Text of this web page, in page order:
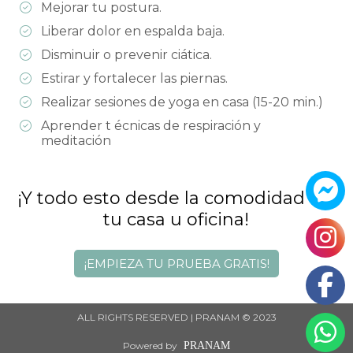
Mejorar tu postura.
Liberar dolor en espalda baja.
Disminuir o prevenir ciática.
Estirar y fortalecer las piernas.
Realizar sesiones de yoga en casa (15-20 min.)
Aprender t écnicas de respiración y
meditación
¡Y todo esto desde la comodidad de
tu casa u oficina!
¡EMPIEZA TU PRUEBA GRATIS!
ALL RIGHTS RESERVED | PRANAM © 2023
Powered by PRANAM